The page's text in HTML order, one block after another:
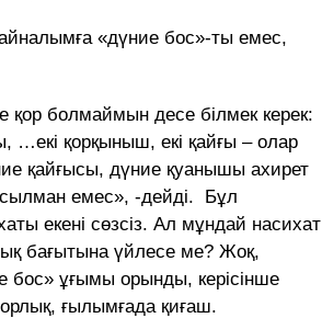
«дүние бос»-ты емес,
қор болмаймын десе білмек керек:
…екі қорқыныш, екі қайғы – олар
қайғысы, дүние қуанышы ахирет
емес», -дейді. Бұл
екені сөзсіз. Ал мұндай насихат
бағытына үйлесе ме? Жоқ,
бос» ұғымы орынды, керісінше
ғылымғада қиғаш.